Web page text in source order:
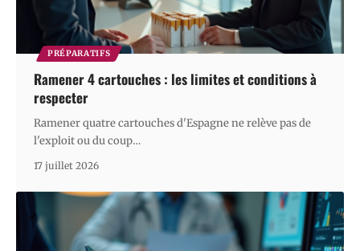
PRÉPARATIFS
Ramener 4 cartouches : les limites et conditions à
respecter
Ramener quatre cartouches d'Espagne ne relève pas de
l'exploit ou du coup…
17 juillet 2026